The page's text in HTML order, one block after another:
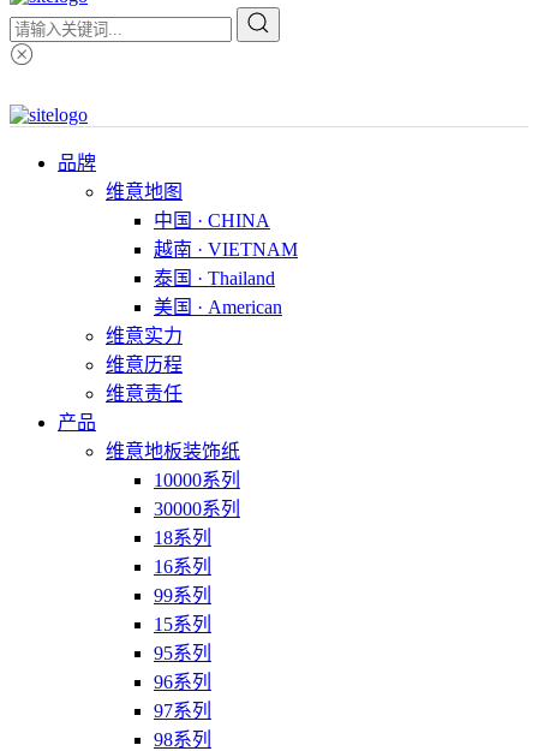
品牌
维意地图
中国 · CHINA
越南 · VIETNAM
泰国 · Thailand
美国 · American
维意实力
维意历程
维意责任
产品
维意地板装饰纸
10000系列
30000系列
18系列
16系列
99系列
15系列
95系列
96系列
97系列
98系列